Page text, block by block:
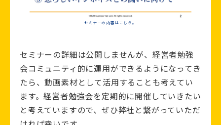
セミナーの内容はこちら。
セミナーの詳細は公開しませんが、経営者勉強
会コミュニティ的に運用ができるようになってき
たら、動画素材として活用することも考えてい
ます。経営者勉強会を定期的に開催していきたい
と考えていますので、ぜひ弊社と繋がっていただ